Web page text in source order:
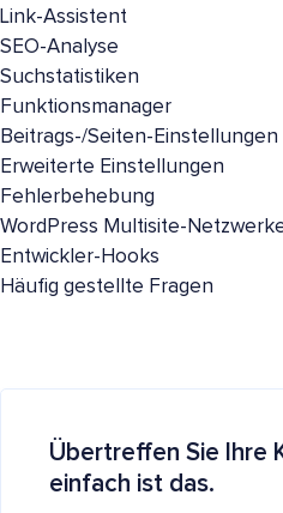
Link-Assistent
SEO-Analyse
Suchstatistiken
Funktionsmanager
Beitrags-/Seiten-Einstellungen
Erweiterte Einstellungen
Fehlerbehebung
WordPress Multisite-
Entwickler-Hooks
Häufig gestellte Fragen
Übertreffen Sie Ihre
einfach ist das.